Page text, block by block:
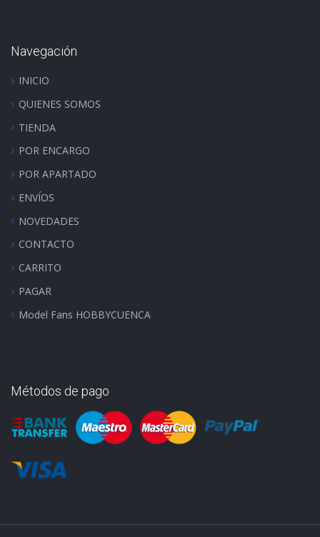
Navegación
INICIO
QUIENES SOMOS
TIENDA
POR ENCARGO
POR APARTADO
ENVÍOS
NOVEDADES
CONTACTO
CARRITO
PAGAR
Model Fans HOBBYCUENCA
Métodos de pago